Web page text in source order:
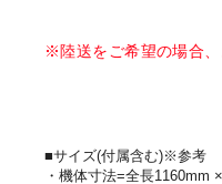
※陸送をご希望の場合、
■サイズ(付属含む)※参考
・機体寸法=全長1160mm